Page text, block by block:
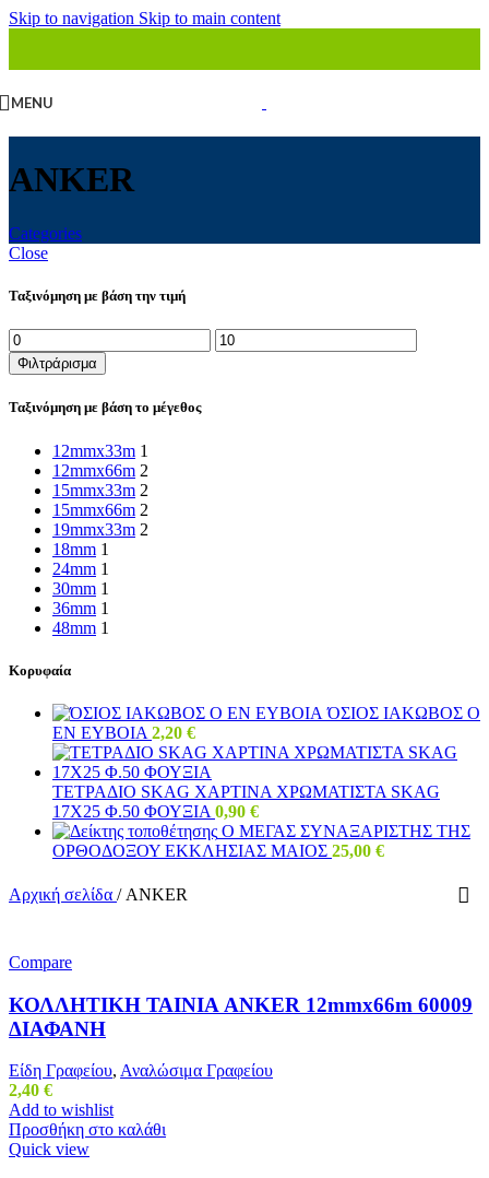
Skip to navigation Skip to main content
MENU
ANKER
Categories
Close
Ταξινόμηση με βάση την τιμή
Ελάχιστη
τιμή
Μέγιστη
τιμή
Φιλτράρισμα
Ταξινόμηση με βάση το μέγεθος
12mmx33m 1
12mmx66m 2
15mmx33m 2
15mmx66m 2
19mmx33m 2
18mm 1
24mm 1
30mm 1
36mm 1
48mm 1
Κορυφαία
ΌΣΙΟΣ ΙΑΚΩΒΟΣ Ο
ΕΝ ΕΥΒΟΙΑ 2,20 €
ΤΕΤΡΑΔΙΟ SKAG ΧΑΡΤΙΝΑ ΧΡΩΜΑΤΙΣΤΑ SKAG
17Χ25 Φ.50 ΦΟΥΞΙΑ 0,90 €
Ο ΜΕΓΑΣ ΣΥΝΑΞΑΡΙΣΤΗΣ ΤΗΣ
ΟΡΘΟΔΟΞΟΥ ΕΚΚΛΗΣΙΑΣ ΜΑΙΟΣ 25,00 €
Αρχική σελίδα / ANKER
Compare
ΚΟΛΛΗΤΙΚΗ ΤΑΙΝΙΑ ANKER 12mmx66m 60009
ΔΙΑΦΑΝΗ
Είδη Γραφείου, Αναλώσιμα Γραφείου
2,40 €
Add to wishlist
Προσθήκη στο καλάθι
Quick view